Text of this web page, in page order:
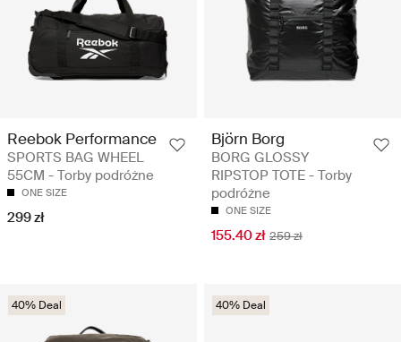
Reebok Performance
SPORTS BAG WHEEL
55CM - Torby podróżne
ONE SIZE
299 zł
Björn Borg
BORG GLOSSY
RIPSTOP TOTE - Torby
podróżne
ONE SIZE
155.40 zł 259 zł
40% Deal 40% Deal